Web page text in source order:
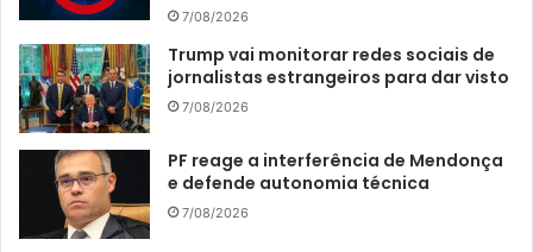
7/08/2026
Trump vai monitorar redes sociais de
jornalistas estrangeiros para dar visto
7/08/2026
PF reage a interferência de Mendonça
e defende autonomia técnica
7/08/2026